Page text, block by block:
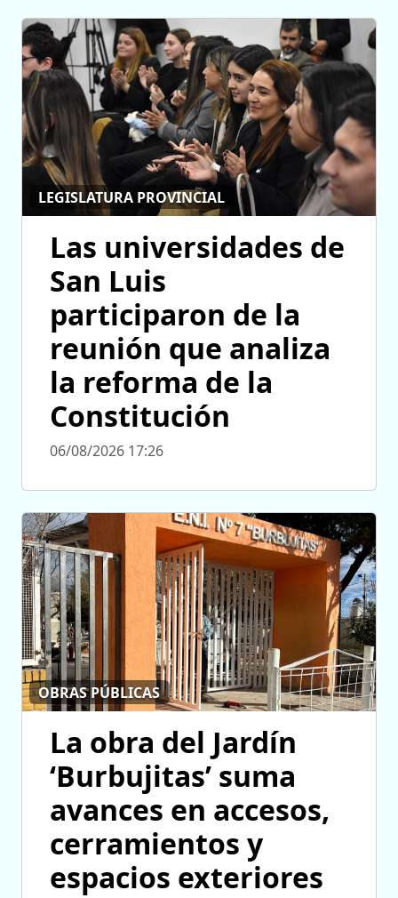
LEGISLATURA PROVINCIAL
Las universidades de
San Luis
participaron de la
reunión que analiza
la reforma de la
Constitución
06/08/2026 17:26
OBRAS PÚBLICAS
La obra del Jardín
‘Burbujitas’ suma
avances en accesos,
cerramientos y
espacios exteriores